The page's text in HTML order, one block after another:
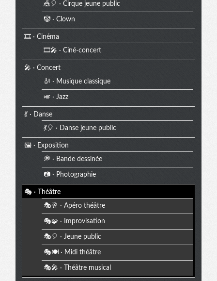
🎪🎈 · Cirque jeune public
🤡 · Clown
🎞️ · Cinéma
🎞️🎤 · Ciné-concert
🎤 · Concert
🎻 · Musique classique
🎺 · Jazz
💃 · Danse
💃🎈 · Danse jeune public
🖼️ · Exposition
💭 · Bande dessinée
📷 · Photographie
🎭 · Théâtre
🎭🥂 · Apéro théâtre
🎭🧩 · Improvisation
🎭🎈 · Jeune public
🎭🍽️ · Midi théâtre
🎭🎤 · Théâtre musical